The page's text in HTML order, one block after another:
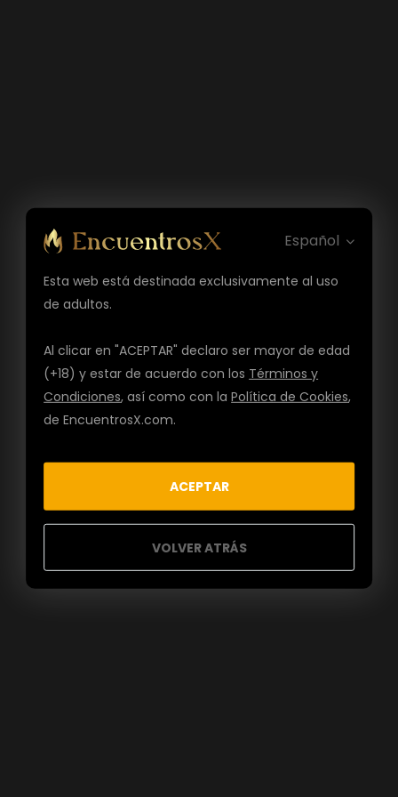
Español
Esta web está destinada exclusivamente al uso
de adultos.
Al clicar en "ACEPTAR" declaro ser mayor de edad
(+18) y estar de acuerdo con los Términos y
Condiciones, así como con laPolítica de Cookies,
de EncuentrosX.com.
ACEPTAR
VOLVER ATRÁS